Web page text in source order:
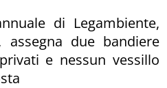
di Legambiente,
assegna due bandiere
e nessun vessillo